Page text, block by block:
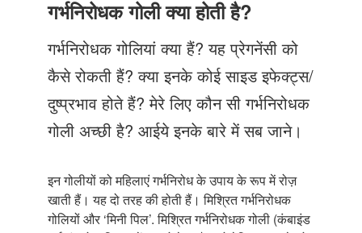
Just Poocho
संपर्क करें
गर्भनिरोधक गोली क्या होती है?
गर्भनिरोधक गोलियां क्या हैं? यह प्रेगनेंसी को
कैसे रोकती हैं? क्या इनके कोई साइड इफेक्ट्स/
दुष्प्रभाव होते हैं? मेरे लिए कौन सी गर्भनिरोधक
गोली अच्छी है? आईये इनके बारे में सब जाने।
इन गोलीयों को महिलाएं गर्भनिरोध के उपाय के रूप में रोज़
खाती हैं। यह दो तरह की होती हैं। मिश्रित गर्भनिरोधक
गोलियों और ‘मिनी पिल’. मिश्रित गर्भनिरोधक गोली (कंबाइंड